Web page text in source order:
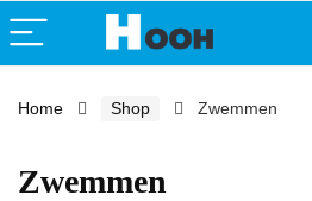
Home Shop Zwemmen
Zwemmen